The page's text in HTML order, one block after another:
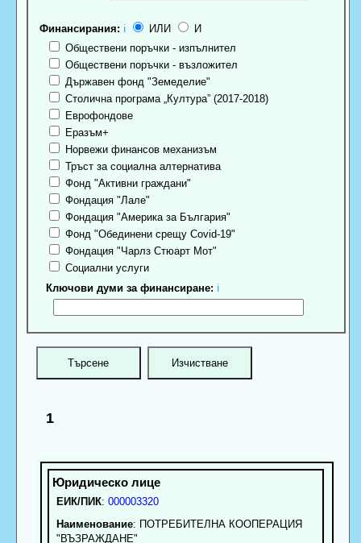
Финансирания: ℹ ИЛИ
И
Обществени поръчки - изпълнител
Обществени поръчки - възложител
Държавен фонд "Земеделие"
Столична програма „Култура” (2017-2018)
Еврофондове
Еразъм+
Норвежи финансов механизъм
Тръст за социална алтернатива
Фонд "Активни граждани"
Фондация "Лале"
Фондация "Америка за България"
Фонд "Обединени срещу Covid-19"
Фондация "Чарлз Стюарт Мот"
Социални услуги
Ключови думи за финансиране: ℹ
1
ЕИК/ПИК: 000003320
Наименование: ПОТРЕБИТЕЛНА КООПЕРАЦИЯ
"ВЪЗРАЖДАНЕ"